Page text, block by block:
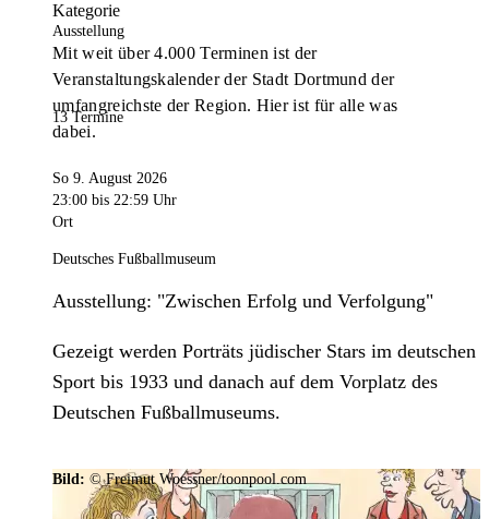
Mit weit über 4.000 Terminen ist der
Veranstaltungskalender der Stadt Dortmund der
umfangreichste der Region. Hier ist für alle was
dabei.
Kategorie
Ausstellung
13 Termine
So 9. August 2026
23:00 bis 22:59 Uhr
Ort
Deutsches Fußballmuseum
Ausstellung: "Zwischen Erfolg und Verfolgung"
Gezeigt werden Porträts jüdischer Stars im deutschen
Sport bis 1933 und danach auf dem Vorplatz des
Deutschen Fußballmuseums.
Bild: © Freimut Woessner/toonpool.com